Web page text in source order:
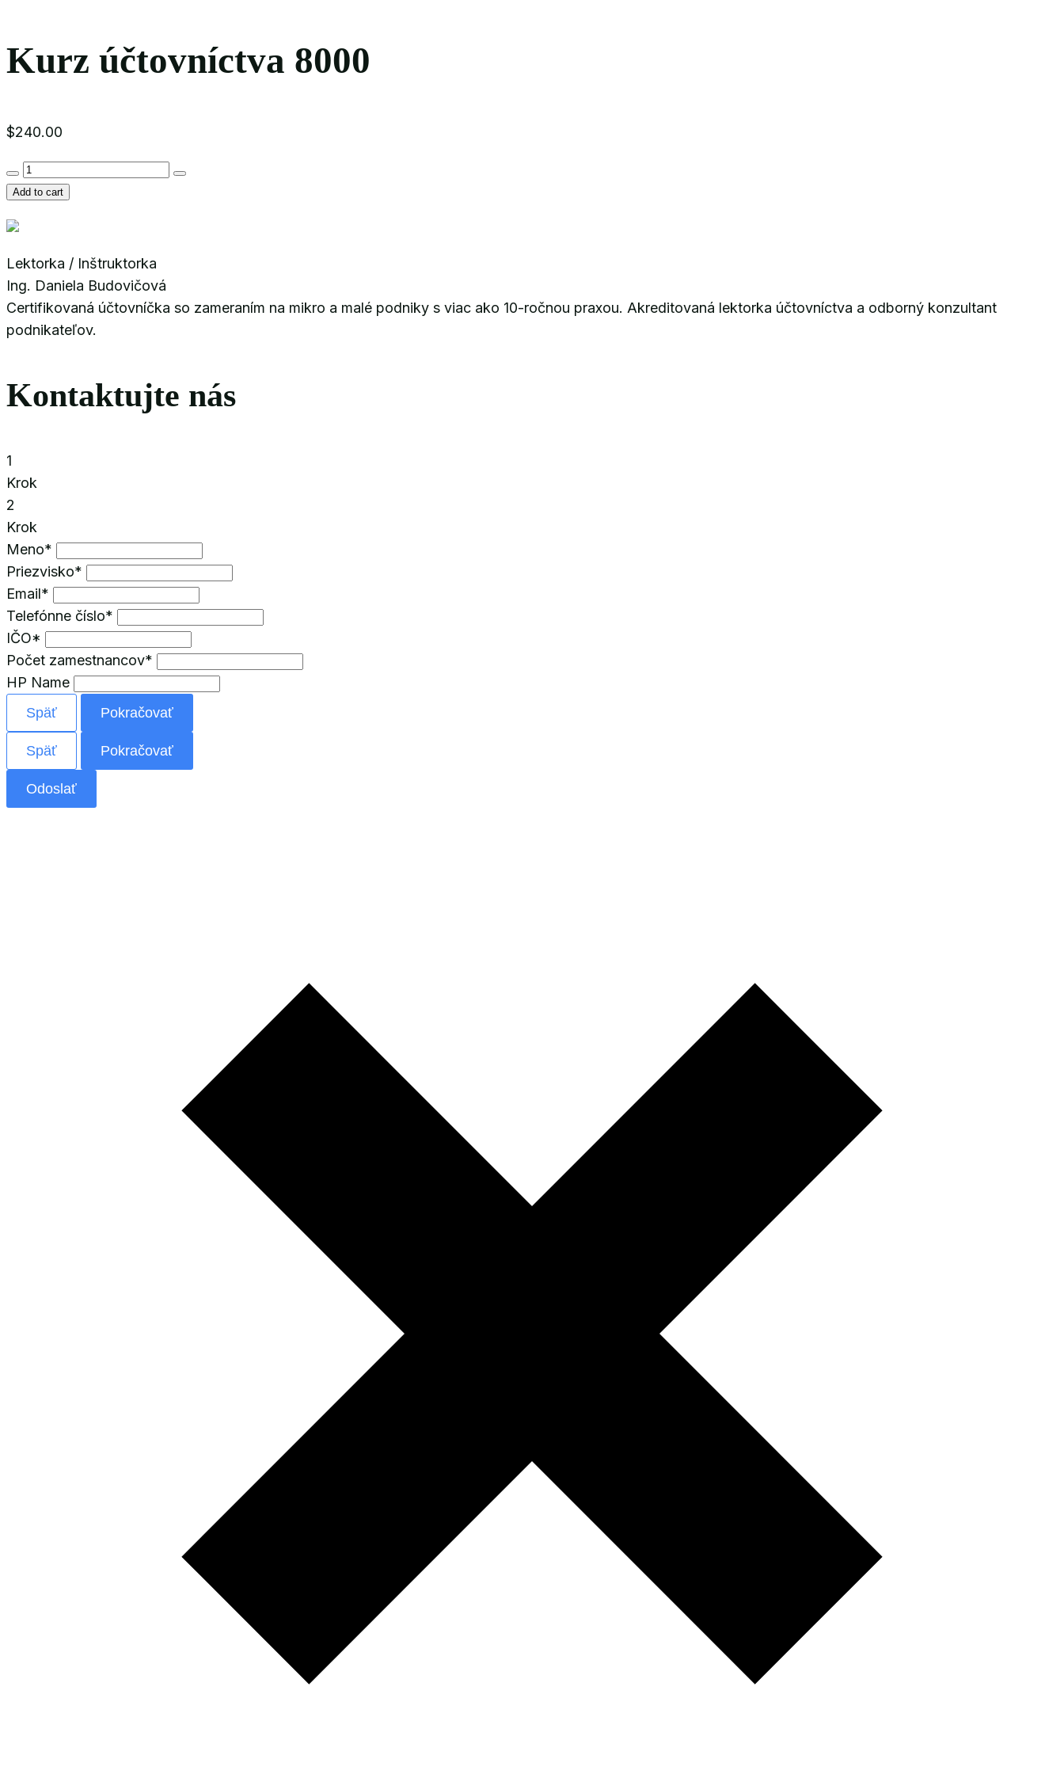
Kurz účtovníctva 8000
$240.00
Kurz
účtovníctva
quantity
Add to cart
Lektorka / Inštruktorka
Ing. Daniela Budovičová
Certifikovaná účtovníčka so zameraním na mikro a malé podniky s viac ako 10-ročnou praxou. Akreditovaná lektorka účtovníctva a odborný konzultant
podnikateľov.
Kontaktujte nás
1
Krok
2
Krok
Meno*
Priezvisko*
Email*
Telefónne číslo*
IČO*
Počet zamestnancov*
HP Name
Späť Pokračovať
Späť Pokračovať
Odoslať